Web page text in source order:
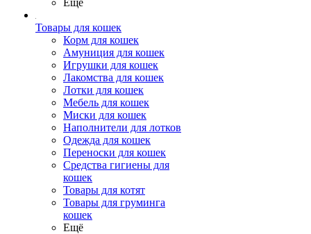
Ещё
Товары для кошек
Корм для кошек
Амуниция для кошек
Игрушки для кошек
Лакомства для кошек
Лотки для кошек
Мебель для кошек
Миски для кошек
Наполнители для лотков
Одежда для кошек
Переноски для кошек
Средства гигиены для
кошек
Товары для котят
Товары для груминга
кошек
Ещё